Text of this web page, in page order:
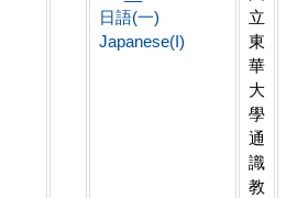
日語(一)
Japanese(I)
立
東
華
大
學
通
識
教